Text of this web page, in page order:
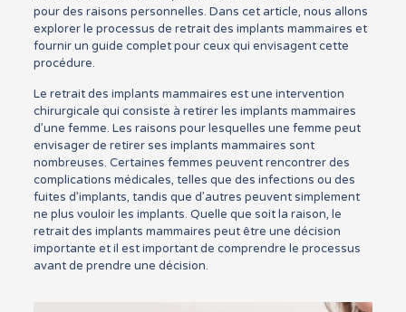
pour des raisons personnelles. Dans cet article, nous allons
explorer le processus de retrait des implants mammaires et
fournir un guide complet pour ceux qui envisagent cette
procédure.
Le retrait des implants mammaires est une intervention
chirurgicale qui consiste à retirer les implants mammaires
d’une femme. Les raisons pour lesquelles une femme peut
envisager de retirer ses implants mammaires sont
nombreuses. Certaines femmes peuvent rencontrer des
complications médicales, telles que des infections ou des
fuites d’implants, tandis que d’autres peuvent simplement
ne plus vouloir les implants. Quelle que soit la raison, le
retrait des implants mammaires peut être une décision
importante et il est important de comprendre le processus
avant de prendre une décision.